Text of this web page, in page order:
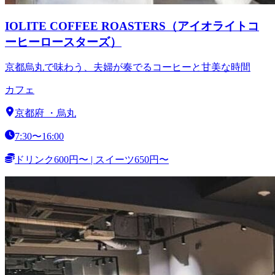
IOLITE COFFEE ROASTERS（アイオライトコ
ーヒーロースターズ）
京都烏丸で味わう、夫婦が奏でるコーヒーと甘美な時間
カフェ
京都府 ・ 烏丸
7:30〜16:00
ドリンク600円〜 | スイーツ650円〜